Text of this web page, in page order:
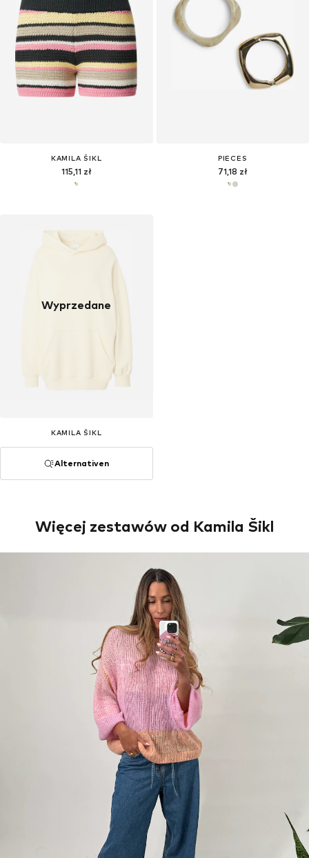
KAMILA ŠIKL
115,11 zł
PIECES
71,18 zł
Wyprzedane
KAMILA ŠIKL
Alternativen
Więcej zestawów od Kamila Šikl